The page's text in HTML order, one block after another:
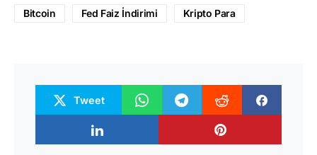
Bitcoin Fed Faiz İndirimi Kripto Para
Tweet